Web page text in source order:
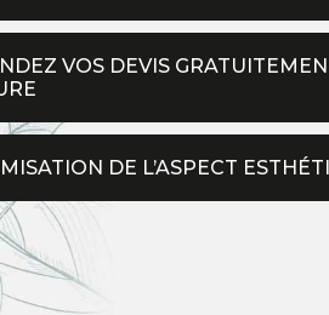
VOS DEVIS
DE L’ASPECT